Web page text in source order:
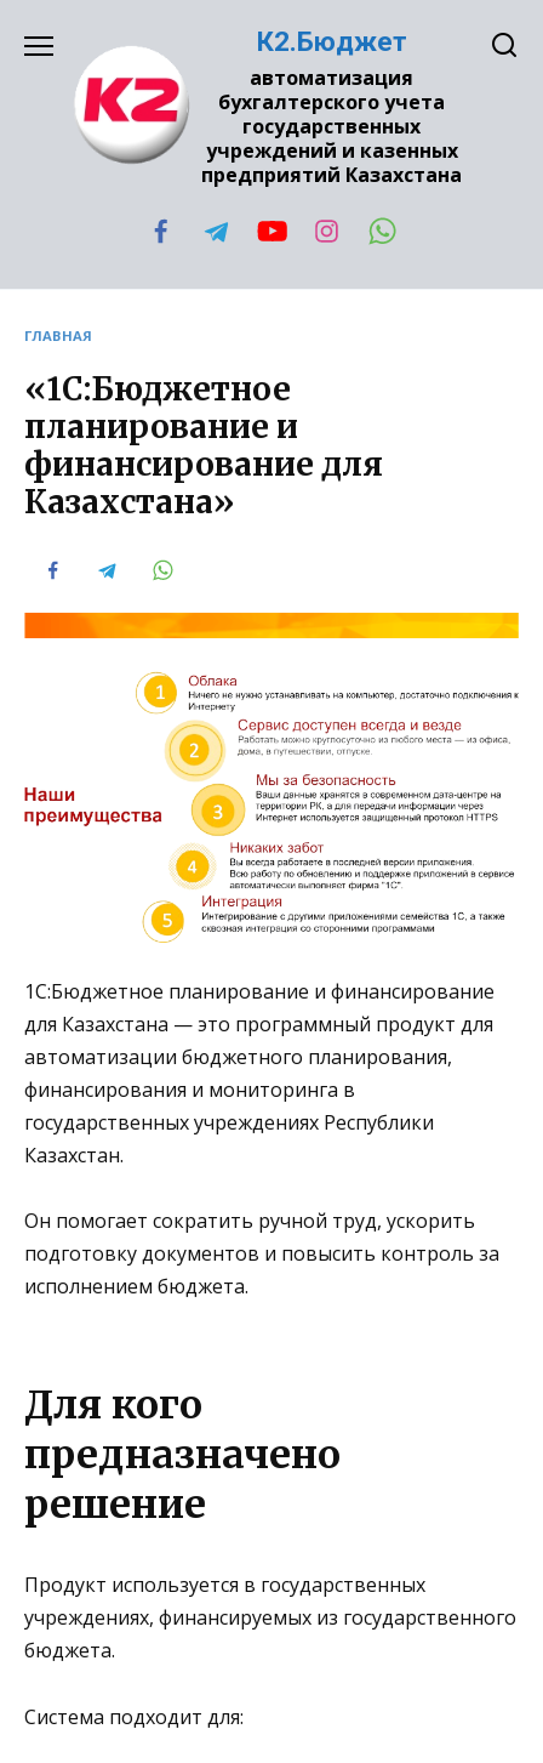
содержанию
К2.Бюджет
автоматизация
бухгалтерского учета
государственных
учреждений и казенных
предприятий Казахстана
ГЛАВНАЯ
«1С:Бюджетное
планирование и
финансирование для
Казахстана»
1С:Бюджетное планирование и финансирование
для Казахстана — это программный продукт для
автоматизации бюджетного планирования,
финансирования и мониторинга в
государственных учреждениях Республики
Казахстан.
Он помогает сократить ручной труд, ускорить
подготовку документов и повысить контроль за
исполнением бюджета.
Для кого
предназначено
решение
Продукт используется в государственных
учреждениях, финансируемых из государственного
бюджета.
Система подходит для: